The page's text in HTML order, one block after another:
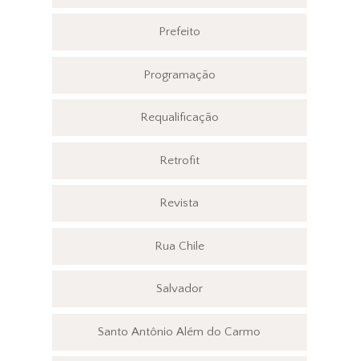
Prefeito
Programação
Requalificação
Retrofit
Revista
Rua Chile
Salvador
Santo Antônio Além do Carmo